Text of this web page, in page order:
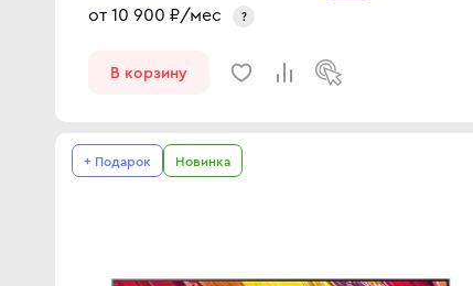
от 10 900 ₽/мес ?
В корзину
+ Подарок Новинка